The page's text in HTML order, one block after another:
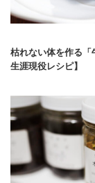
枯れない体を作る「
生涯現役レシピ】